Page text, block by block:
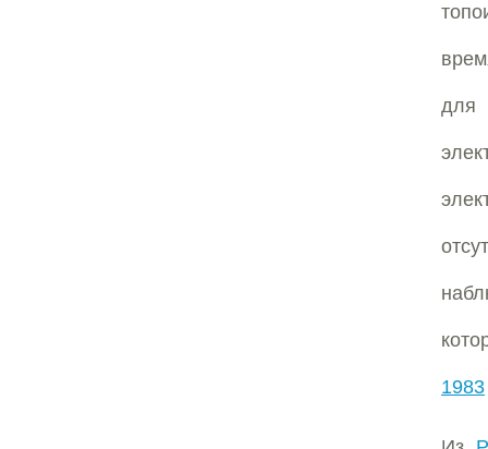
для
1983